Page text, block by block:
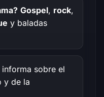
Gospel, rock,
y baladas
informa sobre el
y de la